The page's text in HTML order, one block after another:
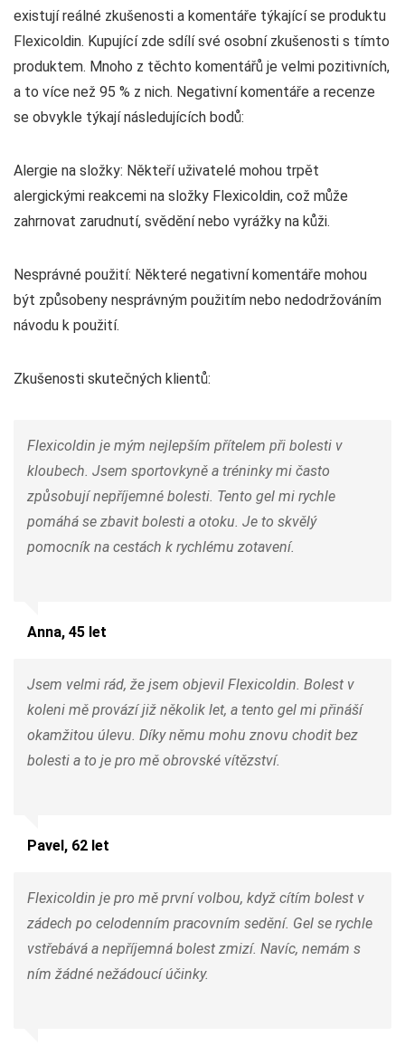
existují reálné zkušenosti a komentáře týkající se produktu
Flexicoldin. Kupující zde sdílí své osobní zkušenosti s tímto
produktem. Mnoho z těchto komentářů je velmi pozitivních,
a to více než 95 % z nich. Negativní komentáře a recenze
se obvykle týkají následujících bodů:
Alergie na složky: Někteří uživatelé mohou trpět
alergickými reakcemi na složky Flexicoldin, což může
zahrnovat zarudnutí, svědění nebo vyrážky na kůži.
Nesprávné použití: Některé negativní komentáře mohou
být způsobeny nesprávným použitím nebo nedodržováním
návodu k použití.
Zkušenosti skutečných klientů:
Flexicoldin je mým nejlepším přítelem při bolesti v
kloubech. Jsem sportovkyně a tréninky mi často
způsobují nepříjemné bolesti. Tento gel mi rychle
pomáhá se zbavit bolesti a otoku. Je to skvělý
pomocník na cestách k rychlému zotavení.
Anna, 45 let
Jsem velmi rád, že jsem objevil Flexicoldin. Bolest v
koleni mě provází již několik let, a tento gel mi přináší
okamžitou úlevu. Díky němu mohu znovu chodit bez
bolesti a to je pro mě obrovské vítězství.
Pavel, 62 let
Flexicoldin je pro mě první volbou, když cítím bolest v
zádech po celodenním pracovním sedění. Gel se rychle
vstřebává a nepříjemná bolest zmizí. Navíc, nemám s
ním žádné nežádoucí účinky.